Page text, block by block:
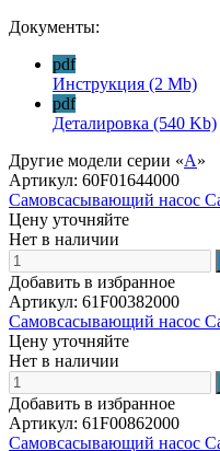
Документы:
pdf
Инструкция (2 Mb)
pdf
Деталировка (540 Kb)
Другие модели серии «A»
Артикул: 60F01644000
Самовсасывающий насос
Цену уточняйте
Нет в наличии
Добавить в избранное
Артикул: 61F00382000
Самовсасывающий насос
Цену уточняйте
Нет в наличии
Добавить в избранное
Артикул: 61F00862000
Самовсасывающий насос